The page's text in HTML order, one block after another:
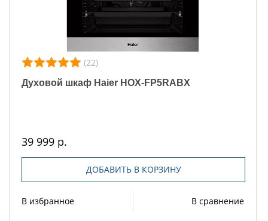
(22)
Духовой шкаф Haier HOX-FP5RABX
39 999 р.
ДОБАВИТЬ В КОРЗИНУ
В избранное В сравнение